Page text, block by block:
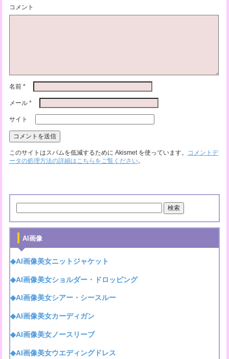
コメント
名前 *
メール *
サイト
このサイトはスパムを低減するために Akismet を使っています。
コメントデ
ータの処理方法の詳細はこちらをご覧ください。
AI画像
◆AI画像美女ニットジャケット
◆AI画像美女ショルダー・ドロッピング
◆AI画像美女シアー・シースルー
◆AI画像美女カーディガン
◆AI画像美女ノースリーブ
◆AI画像美女ウエディングドレス